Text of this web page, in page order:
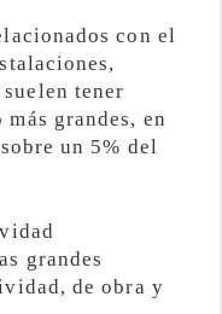
con el
tener
grandes, en
un 5% del
grandes
de obra y